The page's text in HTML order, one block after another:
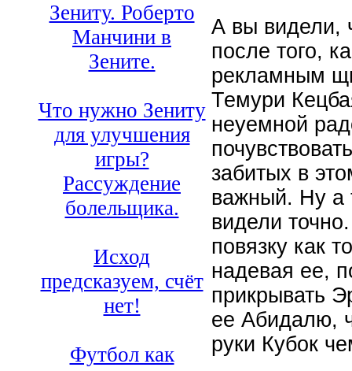
Зениту. Роберто
Манчини в
Зените.
Что нужно Зениту
для улучшения
игры?
Рассуждение
болельщика.
Исход
предсказуем, счёт
нет!
Футбол как
А вы видели,
после того,
рекламным
Темури
неуемной
забитых в
важный. Ну а
видели
повязку как
надевая ее,
прикрывать
ее Абидалю,
руки Кубок